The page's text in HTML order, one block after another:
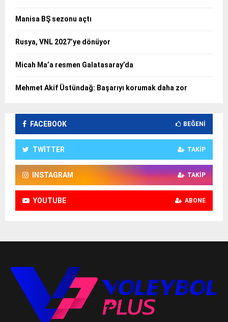
Manisa BŞ sezonu açtı
Rusya, VNL 2027’ye dönüyor
Micah Ma’a resmen Galatasaray’da
Mehmet Akif Üstündağ: Başarıyı korumak daha zor
FACEBOOK BEĞENI
TWITTER TAKIP
INSTAGRAM TAKIP
YOUTUBE ABONE